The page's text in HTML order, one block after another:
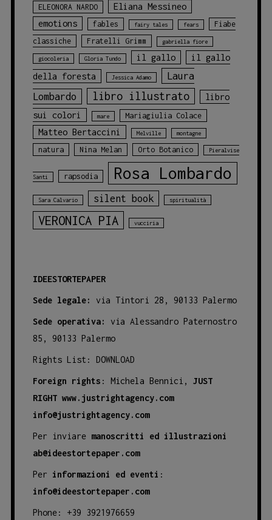
ELEONORA NARDO
Eliana Messineo
emotions
fables fairy tales fears
Fiabe
classiche
Fratelli Grimm gabriella fiore
giocoleria Gloria Tundo il gallo
il gallo
della foresta
Jessica Adamo
Laura
Lombardo
libro illustrato
libro
sui colori
mare Mariagiulia Colace
Matteo Bertaccini Melville montagne
natura Nina Melan Orto Botanico Pieralvise
Santi rapsodia Rosa Lombardo
Sara Calvario silent book spiritualità
VERONICA PIA vucciria
IDEESTORTEPAPER
Sede legale: via Tintori 28, 90133 Palermo
Sede operativa:
via Alessandro Paternostro
85, 90133 Palermo
Rights List: DOWNLOAD
Foreign rights : Michela Bennici, JUST
RIGHT www.justrightagency.com
info@justrightagency.com
Per inviare manoscritti ed illustrazioni
ab@ideestortepaper.com
Per informazioni ed eventi :
info@ideestortepaper.com
Phone: +39 3921976659